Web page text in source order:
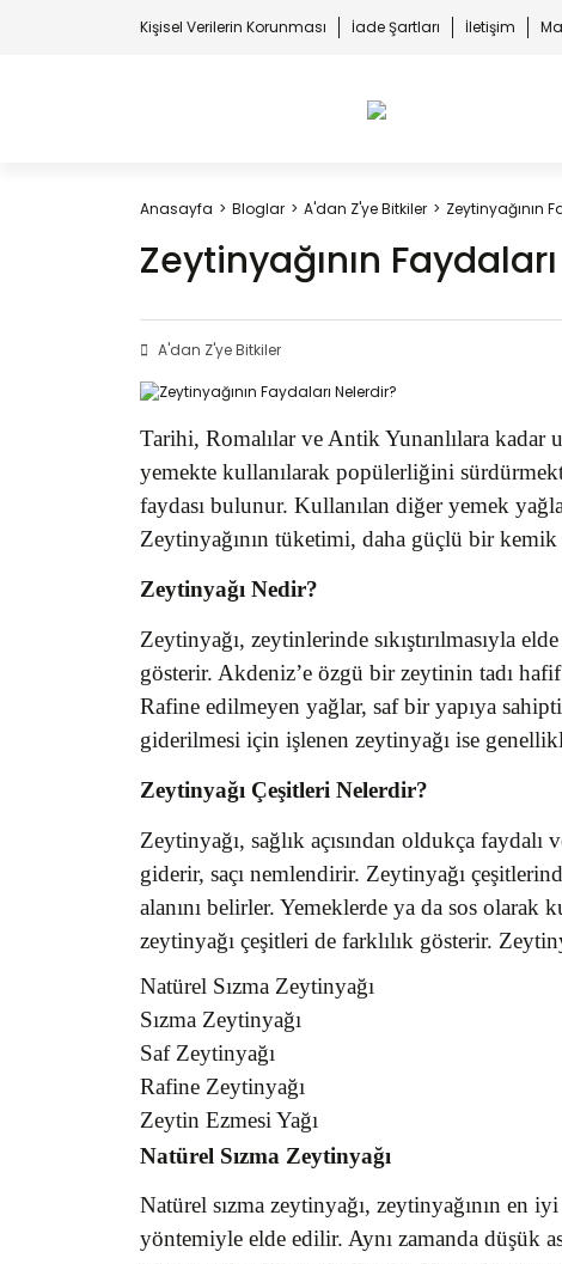
Kişisel Verilerin Korunması İade Şartları İletişim
Anasayfa Bloglar A'dan Z'ye Bitkiler Zeytinyağının
Zeytinyağının
A'dan Z'ye Bitkiler
Tarihi, Romalılar ve Antik Yunanlılara
yemekte kullanılarak popülerliğini
faydası bulunur. Kullanılan diğer yemek
Zeytinyağının tüketimi, daha güçlü bir kemik
Zeytinyağı Nedir?
Zeytinyağı, zeytinlerinde sıkıştırılmasıyla
gösterir. Akdeniz’e özgü bir zeytinin tadı
Rafine edilmeyen yağlar, saf bir yapıya
giderilmesi için işlenen zeytinyağı ise
Zeytinyağı Çeşitleri Nelerdir?
Zeytinyağı, sağlık açısından oldukça
giderir, saçı nemlendirir. Zeytinyağı
alanını belirler. Yemeklerde ya da sos
zeytinyağı çeşitleri de farklılık gösterir.
Natürel Sızma Zeytinyağı
Sızma Zeytinyağı
Saf Zeytinyağı
Rafine Zeytinyağı
Zeytin Ezmesi Yağı
Natürel Sızma Zeytinyağı
Natürel sızma zeytinyağı, zeytinyağının en
yöntemiyle elde edilir. Aynı zamanda düşük